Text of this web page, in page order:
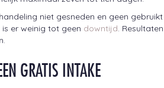
niet gesneden en geen gebruikt
er weinig tot geen downtijd. Resultaten
GRATIS INTAKE